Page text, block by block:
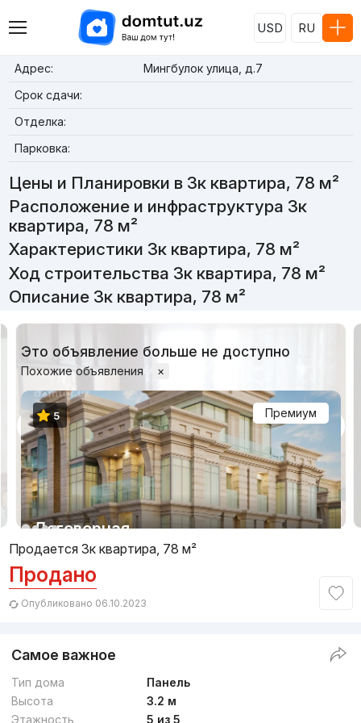
USD RU
Адрес:
Мингбулок улица, д.7
Срок сдачи:
Отделка:
Парковка:
Цены и Планировки в 3к квартира, 78 м²
Расположение и инфраструктура 3к
квартира, 78 м²
Характеристики 3к квартира, 78 м²
Ход строительства 3к квартира, 78 м²
Описание 3к квартира, 78 м²
Это объявление больше не доступно
Похожие объявления ×
Премиум
Договорная
5
Сдан 2023,
ЖК «Qorasuv Plaza»
1/3
Продается 3к квартира, 78 м²
Продано
Опубликовано 06.10.2023
Самое важное
Тип дома
Панель
Высота
3.2 м
Этажность
5 из 5